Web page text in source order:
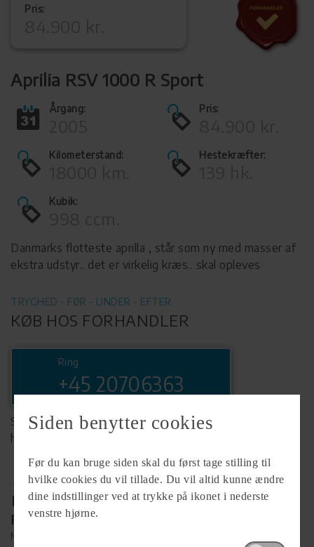
Pris:
Aprilia RSV 1000 R Sport
Årgang: Pris:
Kilometerstand: Hestekræfter:
Kubik:
Danmarks flotteste aprilla , står som ny med masser af
ekstra udstyr.. det er virkelig kræs.. skal opleves
TRYGHED - FØR - UNDER - EFTER
KØB HOS FORHANDLER
Ring
+45 20706363
Se komplet info på forhandlerens
hjemmeside
Forhandler
MC.X ApS
Siden benytter cookies
Før du kan bruge siden skal du først tage stilling til
hvilke cookies du vil tillade. Du vil altid kunne ændre
dine indstillinger ved at trykke på ikonet i nederste
venstre hjørne.